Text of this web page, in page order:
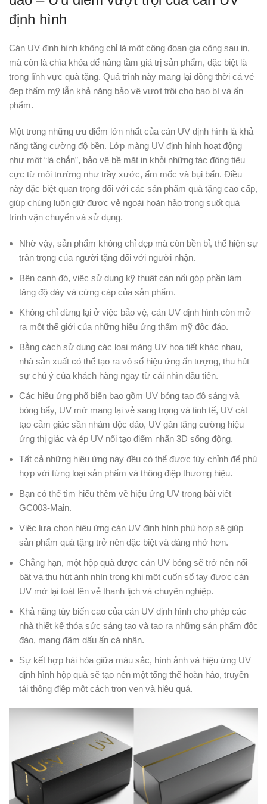
định hình
Cán UV định hình không chỉ là một công đoạn gia công sau in,
mà còn là chìa khóa để nâng tầm giá trị sản phẩm, đặc biệt là
trong lĩnh vực quà tặng. Quá trình này mang lại đồng thời cả vẻ
đẹp thẩm mỹ lẫn khả năng bảo vệ vượt trội cho bao bì và ấn
phẩm.
Một trong những ưu điểm lớn nhất của cán UV định hình là khả
năng tăng cường độ bền. Lớp màng UV định hình hoạt động
như một “lá chắn”, bảo vệ bề mặt in khỏi những tác động tiêu
cực từ môi trường như trầy xước, ẩm mốc và bụi bẩn. Điều
này đặc biệt quan trọng đối với các sản phẩm quà tặng cao cấp,
giúp chúng luôn giữ được vẻ ngoài hoàn hảo trong suốt quá
trình vận chuyển và sử dụng.
Nhờ vậy, sản phẩm không chỉ đẹp mà còn bền bỉ, thể hiện sự
trân trọng của người tặng đối với người nhận.
Bên cạnh đó, việc sử dụng kỹ thuật cán nổi góp phần làm
tăng độ dày và cứng cáp của sản phẩm.
Không chỉ dừng lại ở việc bảo vệ, cán UV định hình còn mở
ra một thế giới của những hiệu ứng thẩm mỹ độc đáo.
Bằng cách sử dụng các loại màng UV họa tiết khác nhau,
nhà sản xuất có thể tạo ra vô số hiệu ứng ấn tượng, thu hút
sự chú ý của khách hàng ngay từ cái nhìn đầu tiên.
Các hiệu ứng phổ biến bao gồm UV bóng tạo độ sáng và
bóng bẩy, UV mờ mang lại vẻ sang trọng và tinh tế, UV cát
tạo cảm giác sần nhám độc đáo, UV gân tăng cường hiệu
ứng thị giác và ép UV nổi tạo điểm nhấn 3D sống động.
Tất cả những hiệu ứng này đều có thể được tùy chỉnh để phù
hợp với từng loại sản phẩm và thông điệp thương hiệu.
Bạn có thể tìm hiểu thêm về hiệu ứng UV trong bài viết
GC003-Main.
Việc lựa chọn hiệu ứng cán UV định hình phù hợp sẽ giúp
sản phẩm quà tặng trở nên đặc biệt và đáng nhớ hơn.
Chẳng hạn, một hộp quà được cán UV bóng sẽ trở nên nổi
bật và thu hút ánh nhìn trong khi một cuốn sổ tay được cán
UV mờ lại toát lên vẻ thanh lịch và chuyên nghiệp.
Khả năng tùy biến cao của cán UV định hình cho phép các
nhà thiết kế thỏa sức sáng tạo và tạo ra những sản phẩm độc
đáo, mang đậm dấu ấn cá nhân.
Sự kết hợp hài hòa giữa màu sắc, hình ảnh và hiệu ứng UV
định hình hộp quà sẽ tạo nên một tổng thể hoàn hảo, truyền
tải thông điệp một cách trọn vẹn và hiệu quả.